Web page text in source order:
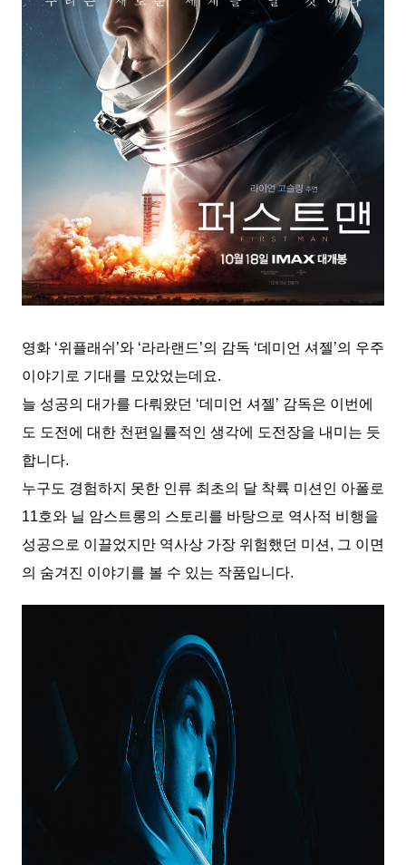
영화 ‘위플래쉬’와 ‘라라랜드’의 감독 ‘데미언 셔젤’의 우주
이야기로 기대를 모았었는데요.
늘 성공의 대가를 다뤄왔던 ‘데미언 셔젤’ 감독은 이번에
도 도전에 대한 천편일률적인 생각에 도전장을 내미는 듯
합니다.
누구도 경험하지 못한 인류 최초의 달 착륙 미션인 아폴로
11호와 닐 암스트롱의 스토리를 바탕으로 역사적 비행을
성공으로 이끌었지만 역사상 가장 위험했던 미션, 그 이면
의 숨겨진 이야기를 볼 수 있는 작품입니다.